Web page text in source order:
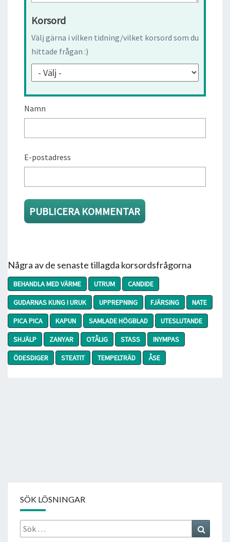
Korsord
Välj gärna i vilken tidning/vilket korsord som du
hittade frågan :)
Namn
E-postadress
Några av de senaste tillagda korsordsfrågorna
BEHANDLA MED VÄRME UTRUM
CANDIDE
GUDARNAS KUNG I URUK
UPPREPNING FJÄRSING
NATE
PICA PICA
KAPUN SAMLADE HÖGBLAD
UTESLUTANDE
SHJÄLP
ZANYAR OTÅLIG STASS
INYMPAS
ÖDESDIGER
STEATIT TEMPELTRÄD ÅSE
SÖK LÖSNINGAR
Sök
efter: